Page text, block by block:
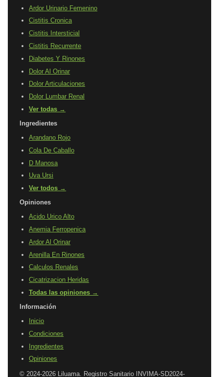
Ardor Urinario Femenino
Cistitis Cronica
Cistitis Intersticial
Cistitis Recurrente
Diabetes Y Rinones
Dolor Al Orinar
Dolor Articulaciones
Dolor Lumbar Renal
Ver todas →
Ingredientes
Arandano Rojo
Cola De Caballo
D Manosa
Uva Ursi
Ver todos →
Opiniones
Acido Urico Alto
Anemia Ferropenica
Ardor Al Orinar
Arenilla En Rinones
Calculos Renales
Cicatrizacion Heridas
Todas las opiniones →
Información
Inicio
Condiciones
Ingredientes
Opiniones
© 2024-2026 Liluama. Registro Sanitario INVIMA-SD2024-